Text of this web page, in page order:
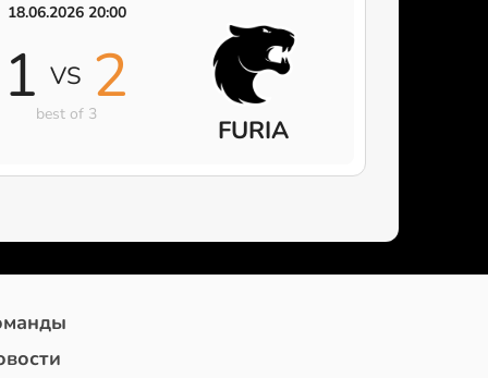
18.06.2026 20:00
1 VS 2
best of 3 FURIA